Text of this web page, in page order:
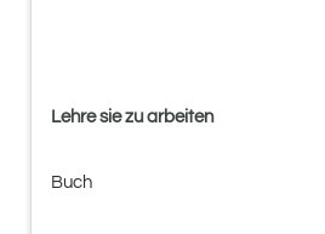
Lehre sie zu arbeiten
Buch